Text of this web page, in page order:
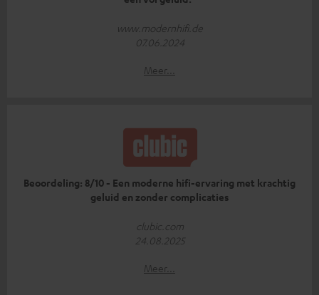
www.modernhifi.de
07.06.2024
Meer...
Beoordeling: 8/10 - Een moderne hifi-ervaring met krachtig
geluid en zonder complicaties
clubic.com
24.08.2025
Meer...